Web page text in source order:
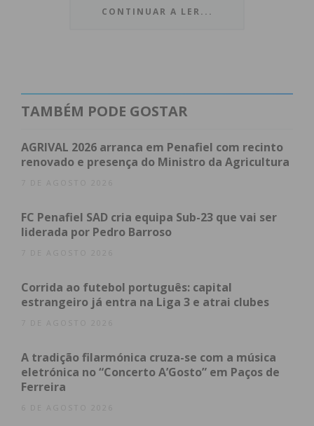
uma máquina afagadora de cintas e 50 lixas, que
Subscreva a newsletter do
Imediato
Assine nossa newsletter por e-mail e
obtenha de forma regular a informação
condições
CONTINUAR A LER...
TAMBÉM PODE GOSTAR
AGRIVAL 2026 arranca em Penafiel com recinto
renovado e presença do Ministro da Agricultura
7 DE AGOSTO 2026
FC Penafiel SAD cria equipa Sub-23 que vai ser
liderada por Pedro Barroso
7 DE AGOSTO 2026
Corrida ao futebol português: capital
estrangeiro já entra na Liga 3 e atrai clubes
7 DE AGOSTO 2026
A tradição filarmónica cruza-se com a música
eletrónica no “Concerto A’Gosto” em Paços de
Ferreira
6 DE AGOSTO 2026